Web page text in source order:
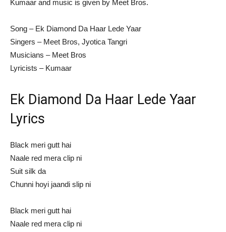
Kumaar and music is given by Meet Bros.
Song – Ek Diamond Da Haar Lede Yaar
Singers – Meet Bros, Jyotica Tangri
Musicians – Meet Bros
Lyricists – Kumaar
Ek Diamond Da Haar Lede Yaar
Lyrics
Black meri gutt hai
Naale red mera clip ni
Suit silk da
Chunni hoyi jaandi slip ni
Black meri gutt hai
Naale red mera clip ni